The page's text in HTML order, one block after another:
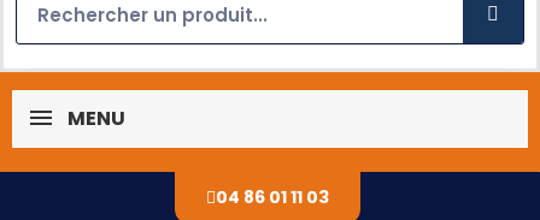
MENU
04 86 01 11 03